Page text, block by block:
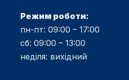
Режим роботи:
пн-пт: 09:00 – 17:00
сб: 09:00 – 13:00
неділя: вихідний